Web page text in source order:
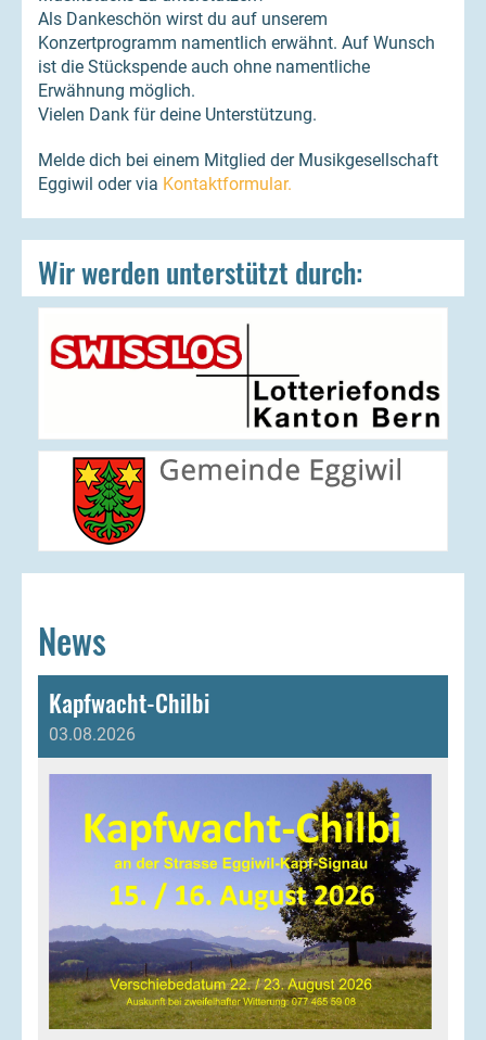
Als Dankeschön wirst du auf unserem
Konzertprogramm namentlich erwähnt. Auf Wunsch
ist die Stückspende auch ohne namentliche
Erwähnung möglich.
Vielen Dank für deine Unterstützung.
Melde dich bei einem Mitglied der Musikgesellschaft
Eggiwil oder via Kontaktformular.
Wir werden unterstützt durch:
News
Kapfwacht-Chilbi
03.08.2026